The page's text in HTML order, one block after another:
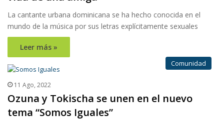
La cantante urbana dominicana se ha hecho conocida en el
mundo de la música por sus letras explícitamente sexuales
Leer más »
Comunidad
11 Ago, 2022
Ozuna y Tokischa se unen en el nuevo
tema “Somos Iguales”